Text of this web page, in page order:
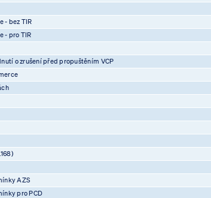
- bez TIR
- pro TIR
o zrušení před propuštěním VCP
AZS
pro PCD